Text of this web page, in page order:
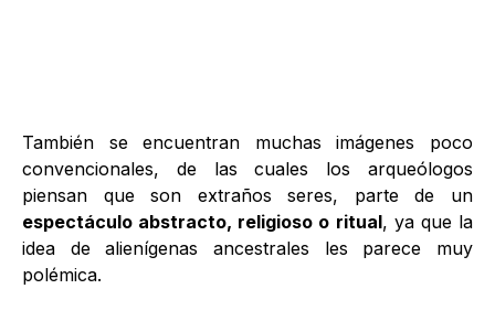
También se encuentran muchas imágenes poco
convencionales, de las cuales los arqueólogos
piensan que son extraños seres, parte de un
espectáculo abstracto, religioso o ritual, ya que la
idea de alienígenas ancestrales les parece muy
polémica.